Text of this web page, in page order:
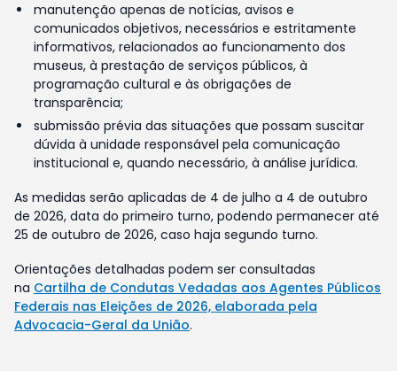
manutenção apenas de notícias, avisos e
comunicados objetivos, necessários e estritamente
informativos, relacionados ao funcionamento dos
museus, à prestação de serviços públicos, à
programação cultural e às obrigações de
transparência;
submissão prévia das situações que possam suscitar
dúvida à unidade responsável pela comunicação
institucional e, quando necessário, à análise jurídica.
As medidas serão aplicadas de 4 de julho a 4 de outubro
de 2026, data do primeiro turno, podendo permanecer até
25 de outubro de 2026, caso haja segundo turno.
Orientações detalhadas podem ser consultadas
na Cartilha de Condutas Vedadas aos Agentes Públicos
Federais nas Eleições de 2026, elaborada pela
Advocacia-Geral da União.